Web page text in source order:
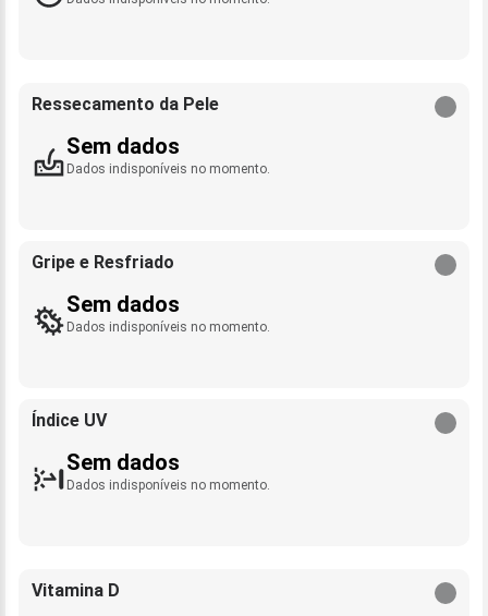
Ressecamento da Pele
Sem dados
Dados indisponíveis no momento.
Gripe e Resfriado
Sem dados
Dados indisponíveis no momento.
Índice UV
Sem dados
Dados indisponíveis no momento.
Vitamina D